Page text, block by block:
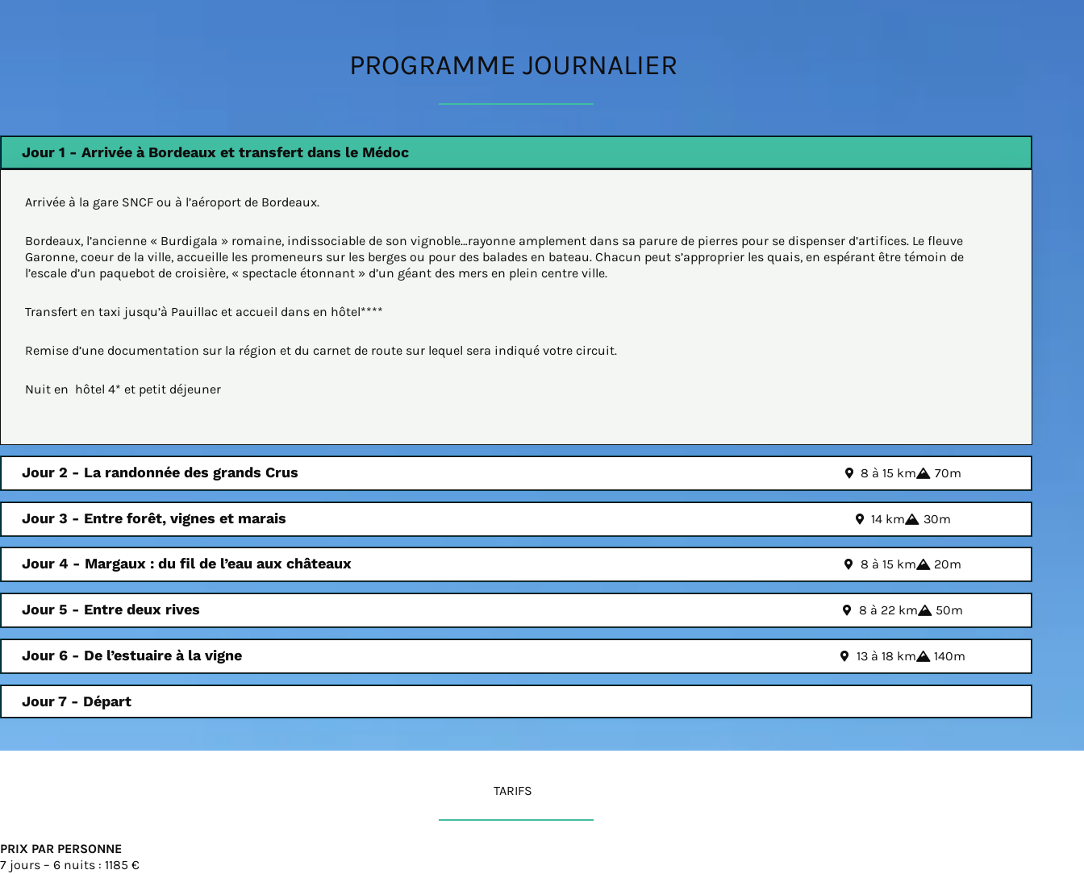
PROGRAMME JOURNALIER
Jour 1 - Arrivée à Bordeaux et transfert dans le Médoc
Arrivée à la gare SNCF ou à l’aéroport de Bordeaux.
Bordeaux, l’ancienne « Burdigala » romaine, indissociable de son vignoble…rayonne amplement dans sa parure de pierres pour se dispenser d’artifices. Le fleuve
Garonne, coeur de la ville, accueille les promeneurs sur les berges ou pour des balades en bateau. Chacun peut s’approprier les quais, en espérant être témoin de
l’escale d’un paquebot de croisière, « spectacle étonnant » d’un géant des mers en plein centre ville.
Transfert en taxi jusqu’à Pauillac et accueil dans en hôtel****
Remise d’une documentation sur la région et du carnet de route sur lequel sera indiqué votre circuit.
Nuit en hôtel 4* et petit déjeuner
Jour 2 - La randonnée des grands Crus 8 à 15 km 70m
Jour 3 - Entre forêt, vignes et marais 14 km 30m
Jour 4 - Margaux : du fil de l’eau aux châteaux 8 à 15 km 20m
Jour 5 - Entre deux rives 8 à 22 km 50m
Jour 6 - De l’estuaire à la vigne 13 à 18 km 140m
Jour 7 - Départ
TARIFS
PRIX PAR PERSONNE
7 jours – 6 nuits : 1185 €